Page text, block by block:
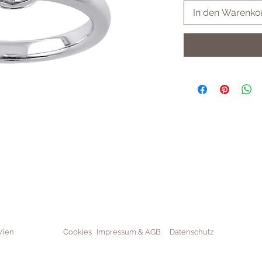
In den
Cookies Impressum & AGB Datenschutz